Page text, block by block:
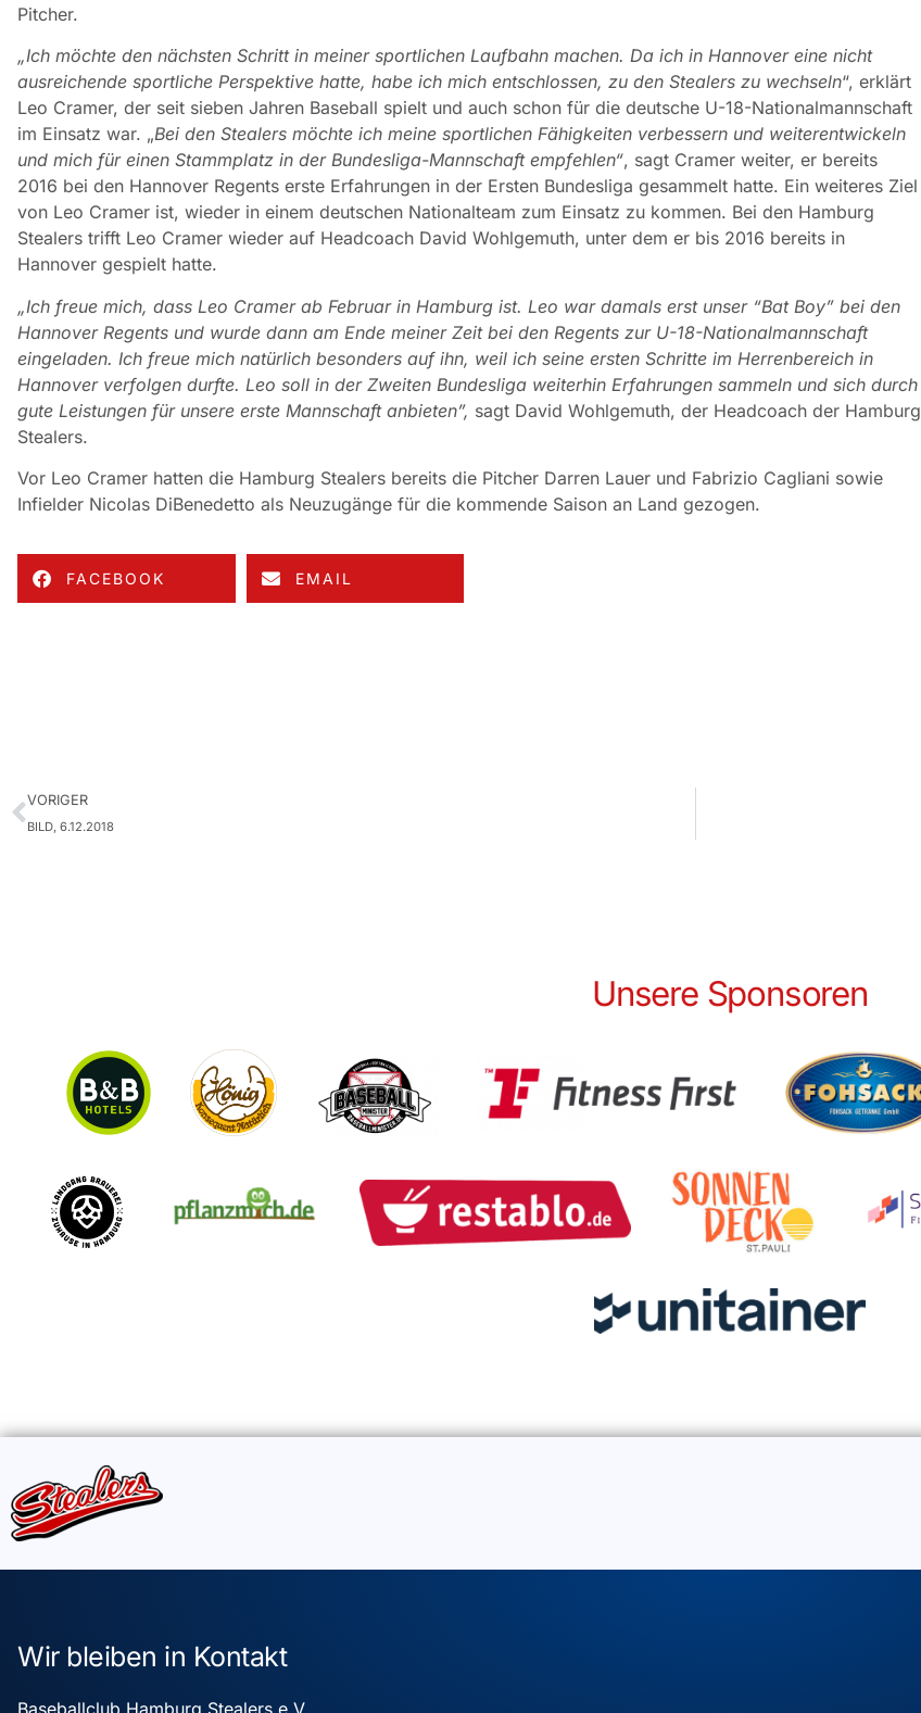
Pitcher.
„Ich möchte den nächsten Schritt in meiner sportlichen Laufbahn machen. Da ich in Hannover eine nicht
ausreichende sportliche Perspektive hatte, habe ich mich entschlossen, zu den Stealers zu wechseln“, erklärt
Leo Cramer, der seit sieben Jahren Baseball spielt und auch schon für die deutsche U-18-Nationalmannschaft
im Einsatz war. „Bei den Stealers möchte ich meine sportlichen Fähigkeiten verbessern und weiterentwickeln
und mich für einen Stammplatz in der Bundesliga-Mannschaft empfehlen“, sagt Cramer weiter, er bereits
2016 bei den Hannover Regents erste Erfahrungen in der Ersten Bundesliga gesammelt hatte. Ein weiteres Ziel
von Leo Cramer ist, wieder in einem deutschen Nationalteam zum Einsatz zu kommen. Bei den Hamburg
Stealers trifft Leo Cramer wieder auf Headcoach David Wohlgemuth, unter dem er bis 2016 bereits in
Hannover gespielt hatte.
„Ich freue mich, dass Leo Cramer ab Februar in Hamburg ist. Leo war damals erst unser “Bat Boy” bei den
Hannover Regents und wurde dann am Ende meiner Zeit bei den Regents zur U-18-Nationalmannschaft
eingeladen. Ich freue mich natürlich besonders auf ihn, weil ich seine ersten Schritte im Herrenbereich in
Hannover verfolgen durfte. Leo soll in der Zweiten Bundesliga weiterhin Erfahrungen sammeln und sich durch
gute Leistungen für unsere erste Mannschaft anbieten”, sagt David Wohlgemuth, der Headcoach der Hamburg
Stealers.
Vor Leo Cramer hatten die Hamburg Stealers bereits die Pitcher Darren Lauer und Fabrizio Cagliani sowie
Infielder Nicolas DiBenedetto als Neuzugänge für die kommende Saison an Land gezogen.
FACEBOOK EMAIL
VORIGER
BILD, 6.12.2018
Unsere Sponsoren
Wir bleiben in Kontakt